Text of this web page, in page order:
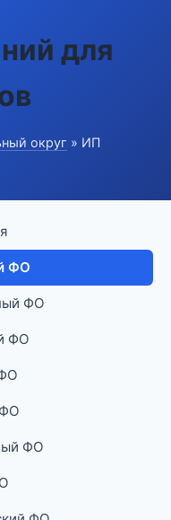
для
округ » ИП
ФО
ФО
ФО
ФО